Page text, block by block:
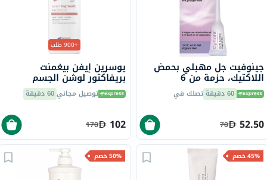
جينوفيت جل مهبلي بحمض
اللاكتيك، حزمة من 6
60 دقيقة تصلك في
52.50
70
+900 طلب
يوسرين إيفن بيغمنت
بريفاكتور لوشن الجسم
اليومي 250 ملتوصيل مجاني60 دقيقة
102
170
45% خصم 50% خصم